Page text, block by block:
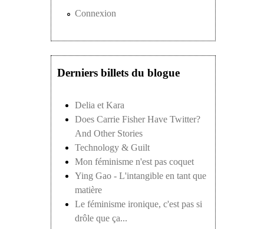
Connexion
Derniers billets du blogue
Delia et Kara
Does Carrie Fisher Have Twitter?
And Other Stories
Technology & Guilt
Mon féminisme n'est pas coquet
Ying Gao - L'intangible en tant que
matière
Le féminisme ironique, c'est pas si
drôle que ça...